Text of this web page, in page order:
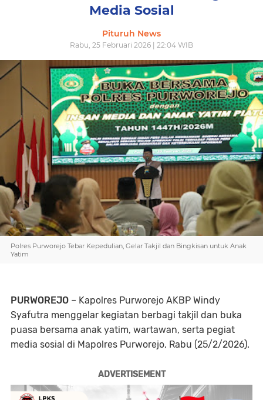
Media Sosial
Pituruh News
Rabu, 25 Februari 2026 | 22:04 WIB
Polres Purworejo Tebar Kepedulian, Gelar Takjil dan Bingkisan untuk Anak
Yatim
PURWOREJO – Kapolres Purworejo AKBP Windy
Syafutra menggelar kegiatan berbagi takjil dan buka
puasa bersama anak yatim, wartawan, serta pegiat
media sosial di Mapolres Purworejo, Rabu (25/2/2026).
ADVERTISEMENT